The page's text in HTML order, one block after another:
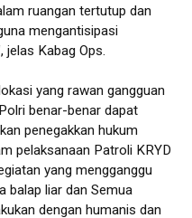
ruangan tertutup dan
mengantisipasi
Kabag Ops.
yang rawan gangguan
benar-benar dapat
penegakkan hukum
pelaksanaan Patroli KRYD
yang mengganggu
balap liar dan Semua
dengan humanis dan